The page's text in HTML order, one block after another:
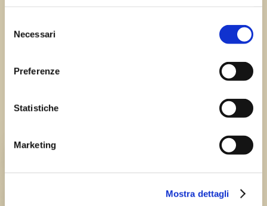
delNecessari
Preferenze
Statistiche
Marketing
Mostra dettagli
Errore:Modulo di contatto non trovato.
Sagre FVG